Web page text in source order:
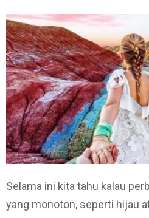
Selama ini kita tahu kalau
yang monoton, seperti hijau